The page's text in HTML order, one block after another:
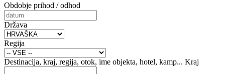
Obdobje prihod / odhod
Država
Regija
Destinacija, kraj, regija, otok, ime objekta, hotel, kamp... Kraj